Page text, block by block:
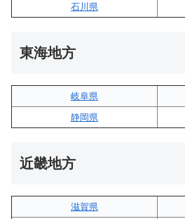
石川県
東海地方
岐阜県
静岡県
近畿地方
滋賀県